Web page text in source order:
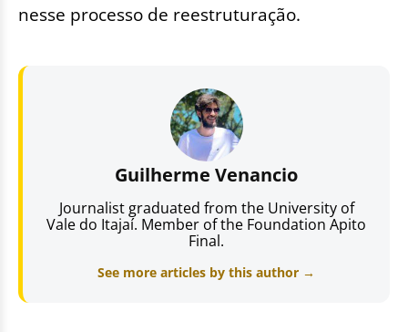
nesse processo de reestruturação.
Guilherme Venancio
Journalist graduated from the University of
Vale do Itajaí. Member of the Foundation Apito
Final.
See more articles by this author →